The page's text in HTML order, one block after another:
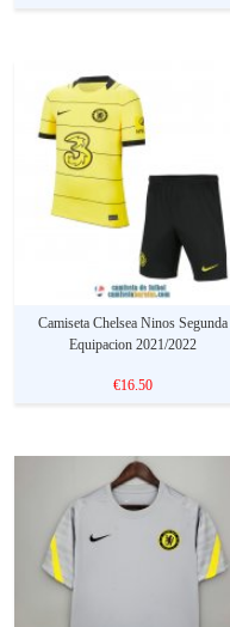
Camiseta Chelsea Ninos Segunda
Equipacion 2021/2022
€16.50